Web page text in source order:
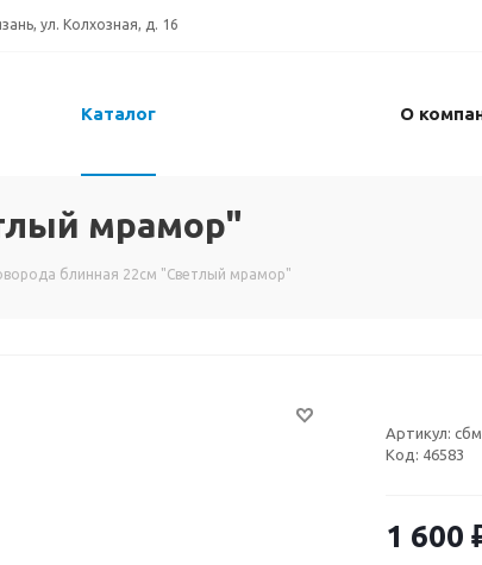
ул. Колхозная, д. 16
Каталог О
мрамор"
блинная 22см "Светлый мрамор"
Артикул:
Код: 46583
1 600